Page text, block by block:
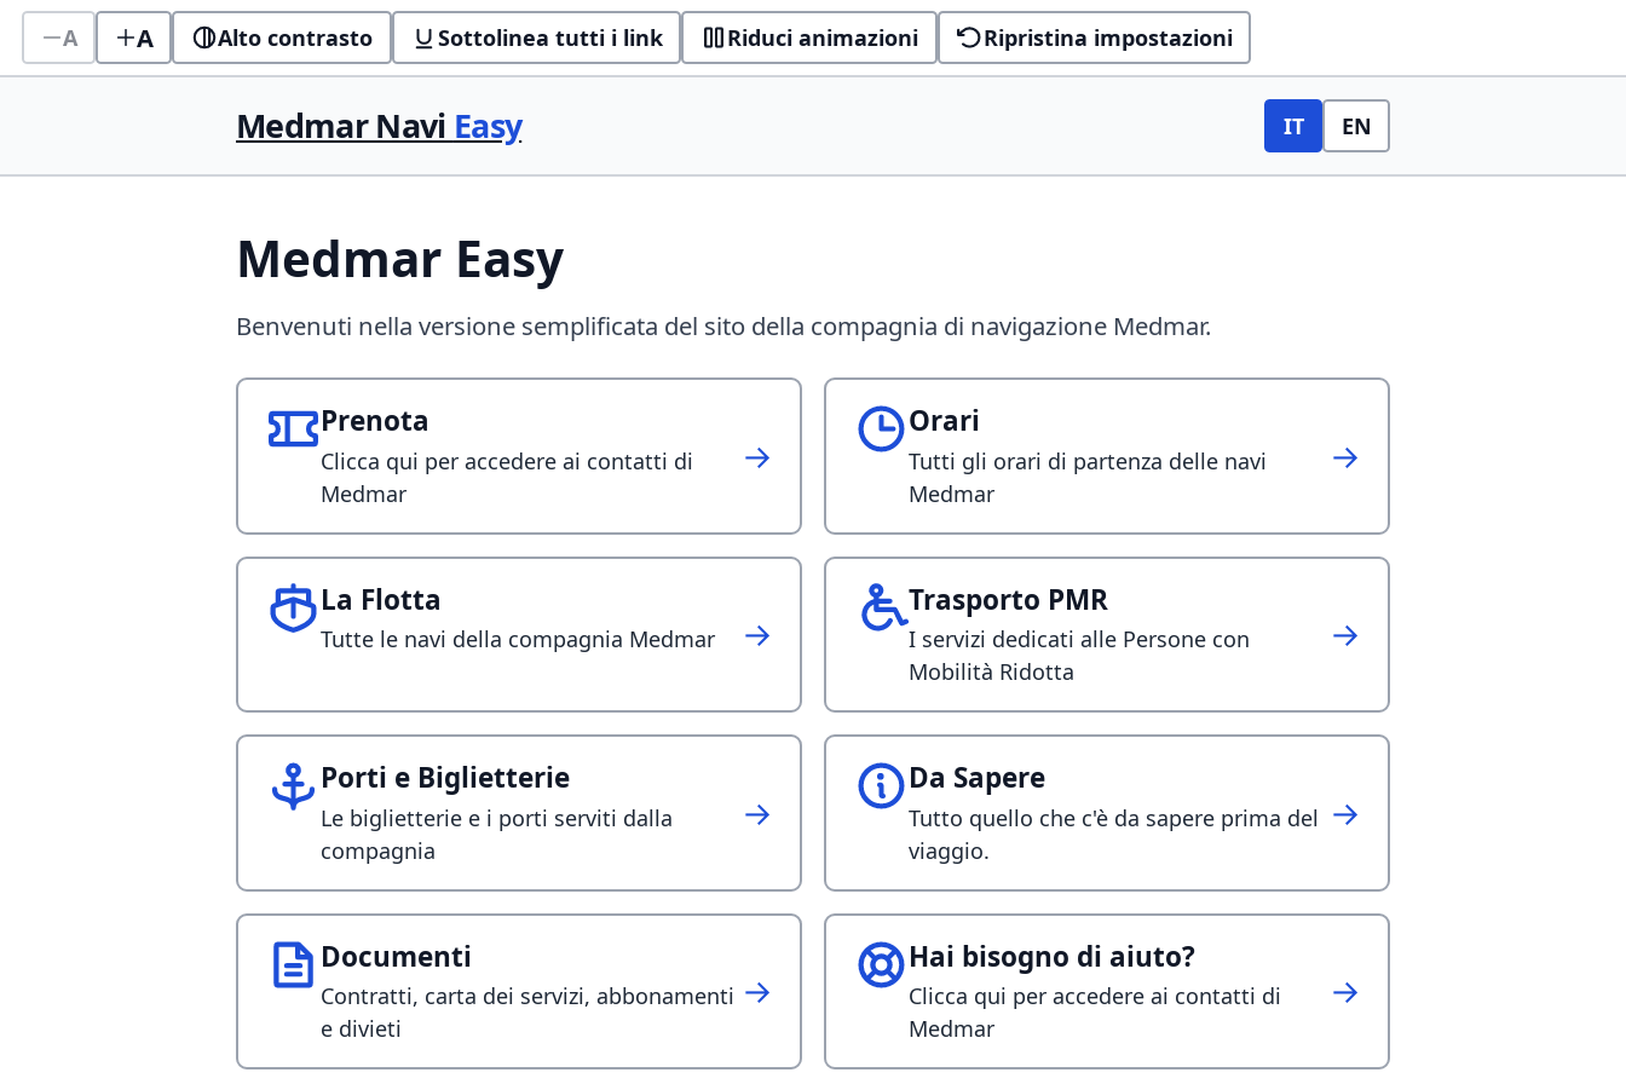
Salta al contenuto principale
Dimensione testo
A A Alto contrasto Sottolinea tutti i link Riduci animazioni Ripristina impostazioni
Medmar Navi Easy IT(Italiano)
EN
Medmar Easy
Benvenuti nella versione semplificata del sito della compagnia di navigazione Medmar.
Scegli una sezione
Prenota
Clicca qui per accedere ai contatti di
Medmar
→
Orari
Tutti gli orari di partenza delle navi
Medmar
→
La Flotta
Tutte le navi della compagnia Medmar →
Trasporto PMR
I servizi dedicati alle Persone con
Mobilità Ridotta
→
Porti e Biglietterie
Le biglietterie e i porti serviti dalla
compagnia
→
Da Sapere
Tutto quello che c'è da sapere prima del
viaggio.
→
Documenti
Contratti, carta dei servizi, abbonamenti
e divieti
→
Hai bisogno di aiuto?
Clicca qui per accedere ai contatti di
Medmar
→